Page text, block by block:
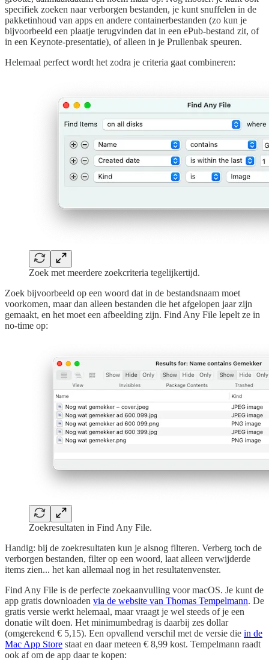
specifiek zoeken naar verborgen bestanden, je kunt snuffelen in de
pakketinhoud van apps en andere containerbestanden (zo kun je
bijvoorbeeld een plaatje terugvinden dat in een ePub-bestand zit, of
in een Keynote-presentatie), of alleen in je Prullenbak speuren.
Helemaal perfect wordt het zodra je criteria gaat combineren:
Zoek met meerdere zoekcriteria tegelijkertijd.
Zoek bijvoorbeeld op een woord dat in de bestandsnaam moet
voorkomen, maar dan alleen bestanden die het afgelopen jaar zijn
gemaakt, en het moet een afbeelding zijn. Find Any File lepelt ze in
no-time op:
Zoekresultaten in Find Any File.
Handig: bij de zoekresultaten kun je alsnog filteren. Verberg toch de
verborgen bestanden, filter op een woord, laat alleen verwijderde
items zien... het kan allemaal nog in het resultatenvenster.
Find Any File is de perfecte zoekaanvulling voor macOS. Je kunt de
app gratis downloaden via de website van Thomas Tempelmann. De
gratis versie werkt helemaal, maar vraagt je wel steeds of je een
donatie wilt doen. Het minimumbedrag is daarbij zes dollar
(omgerekend € 5,15). Een opvallend verschil met de versie die in de
Mac App Store staat en daar meteen € 8,99 kost. Tempelmann raadt
ook af om de app daar te kopen: